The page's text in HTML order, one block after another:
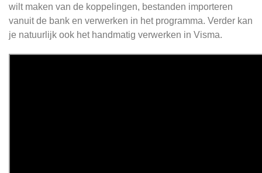
wilt maken van de koppelingen, bestanden importeren
vanuit de bank en verwerken in het programma. Verder kan
je natuurlijk ook het handmatig verwerken in Visma.